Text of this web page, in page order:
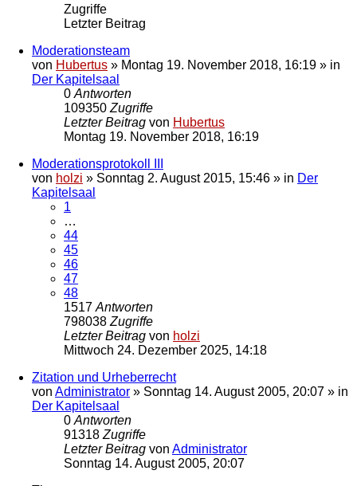
Zugriffe
Letzter Beitrag
Moderationsteam
von Hubertus » Montag 19. November 2018, 16:19 » in
Der Kapitelsaal
0 Antworten
109350 Zugriffe
Letzter Beitrag von Hubertus
Montag 19. November 2018, 16:19
Moderationsprotokoll III
von holzi » Sonntag 2. August 2015, 15:46 » in Der
Kapitelsaal
1
…
44
45
46
47
48
1517 Antworten
798038 Zugriffe
Letzter Beitrag von holzi
Mittwoch 24. Dezember 2025, 14:18
Zitation und Urheberrecht
von Administrator » Sonntag 14. August 2005, 20:07 » in
Der Kapitelsaal
0 Antworten
91318 Zugriffe
Letzter Beitrag von Administrator
Sonntag 14. August 2005, 20:07